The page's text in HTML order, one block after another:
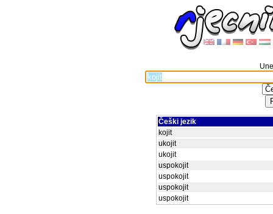
Češki jezik
kojit
ukojit
ukojit
uspokojit
uspokojit
uspokojit
uspokojit